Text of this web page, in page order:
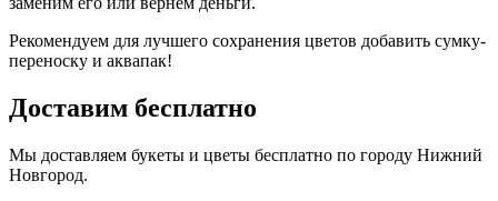
Рекомендуем для лучшего сохранения цветов добавить сумку-
переноску и аквапак!
Доставим бесплатно
Мы доставляем букеты и цветы бесплатно по городу Нижний
Новгород.